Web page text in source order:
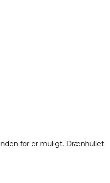
for er muligt. Drænhullet